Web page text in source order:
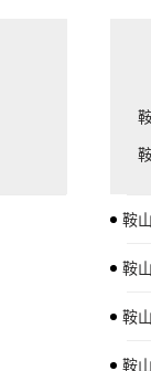
鞍
鞍
鞍
鞍